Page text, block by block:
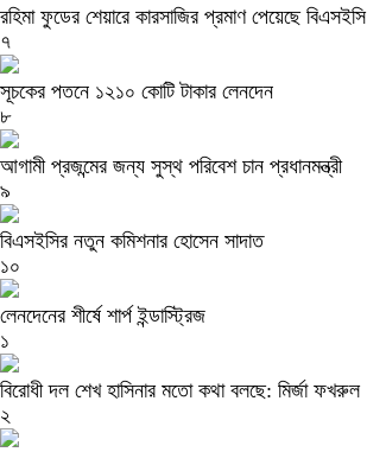
রহিমা ফুডের শেয়ারে কারসাজির প্রমাণ পেয়েছে বিএসইসি
৭
সূচকের পতনে ১২১০ কোটি টাকার লেনদেন
৮
আগামী প্রজন্মের জন্য সুস্থ পরিবেশ চান প্রধানমন্ত্রী
৯
বিএসইসির নতুন কমিশনার হোসেন সাদাত
১০
লেনদেনের শীর্ষে শার্প ইন্ডাস্ট্রিজ
১
বিরোধী দল শেখ হাসিনার মতো কথা বলছে: মির্জা ফখরুল
২